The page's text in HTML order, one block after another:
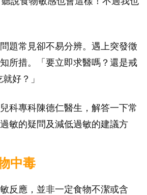
題常見卻不易分辨。遇上突發徵
所措。「要立即求醫嗎？還是戒
好？」
科專科陳德仁醫生，解答一下常
敏的疑問及減低過敏的建議方
中毒
反應，並非一定食物不潔或含